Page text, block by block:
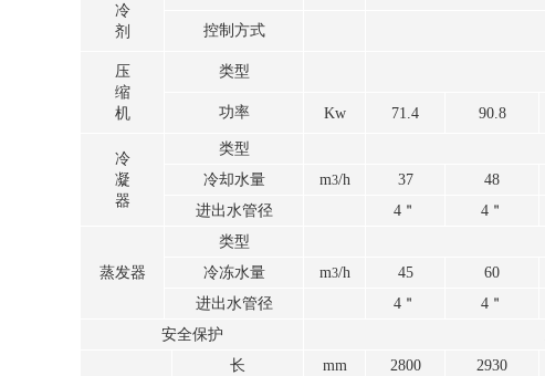
冷
剂
控制方式
压
缩
机
类型
功率 Kw 71.4 90.8
冷
凝
器
类型
冷却水量
m3/h 37 48
进出水管径
4＂ 4＂
蒸发器
类型
冷冻水量
m3/h 45 60
进出水管径
4＂ 4＂
安全保护
长 mm 2800 2930